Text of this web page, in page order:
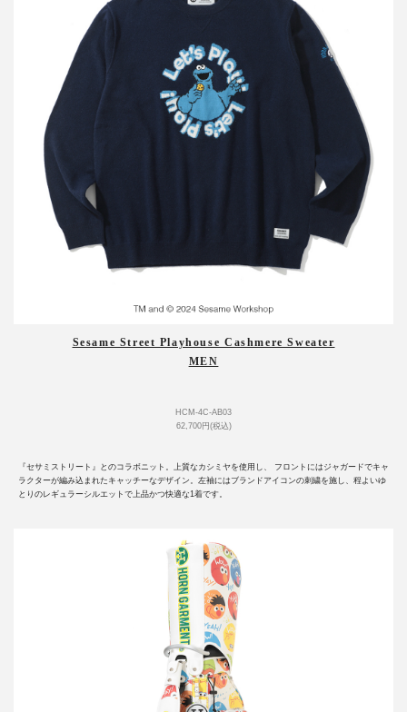
Sesame Street Playhouse Cashmere Sweater
MEN
HCM-4C-AB03
62,700円(税込)
『セサミストリート』とのコラボニット。上質なカシミヤを使用し、 フロントにはジャガードでキャ
ラクターが編み込まれたキャッチーなデザイン。左袖にはブランドアイコンの刺繍を施し、程よいゆ
とりのレギュラーシルエットで上品かつ快適な1着です。